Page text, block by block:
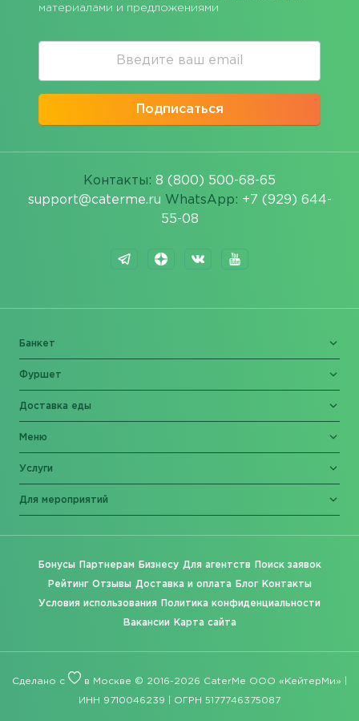
материалами и предложениями
Подписаться
Контакты: 8 (800) 500-68-65
support@caterme.ru WhatsApp: +7 (929) 644-
55-08
Банкет
Фуршет
Доставка еды
Меню
Услуги
Для мероприятий
Бонусы Партнерам Бизнесу Для агентств Поиск заявок
Рейтинг Отзывы Доставка и оплата Блог Контакты
Условия использования Политика конфиденциальности
Вакансии Карта сайта
Сделано с в Москве © 2016-2026 CaterMe ООО «КейтерМи» |
ИНН 9710046239 | ОГРН 5177746375087